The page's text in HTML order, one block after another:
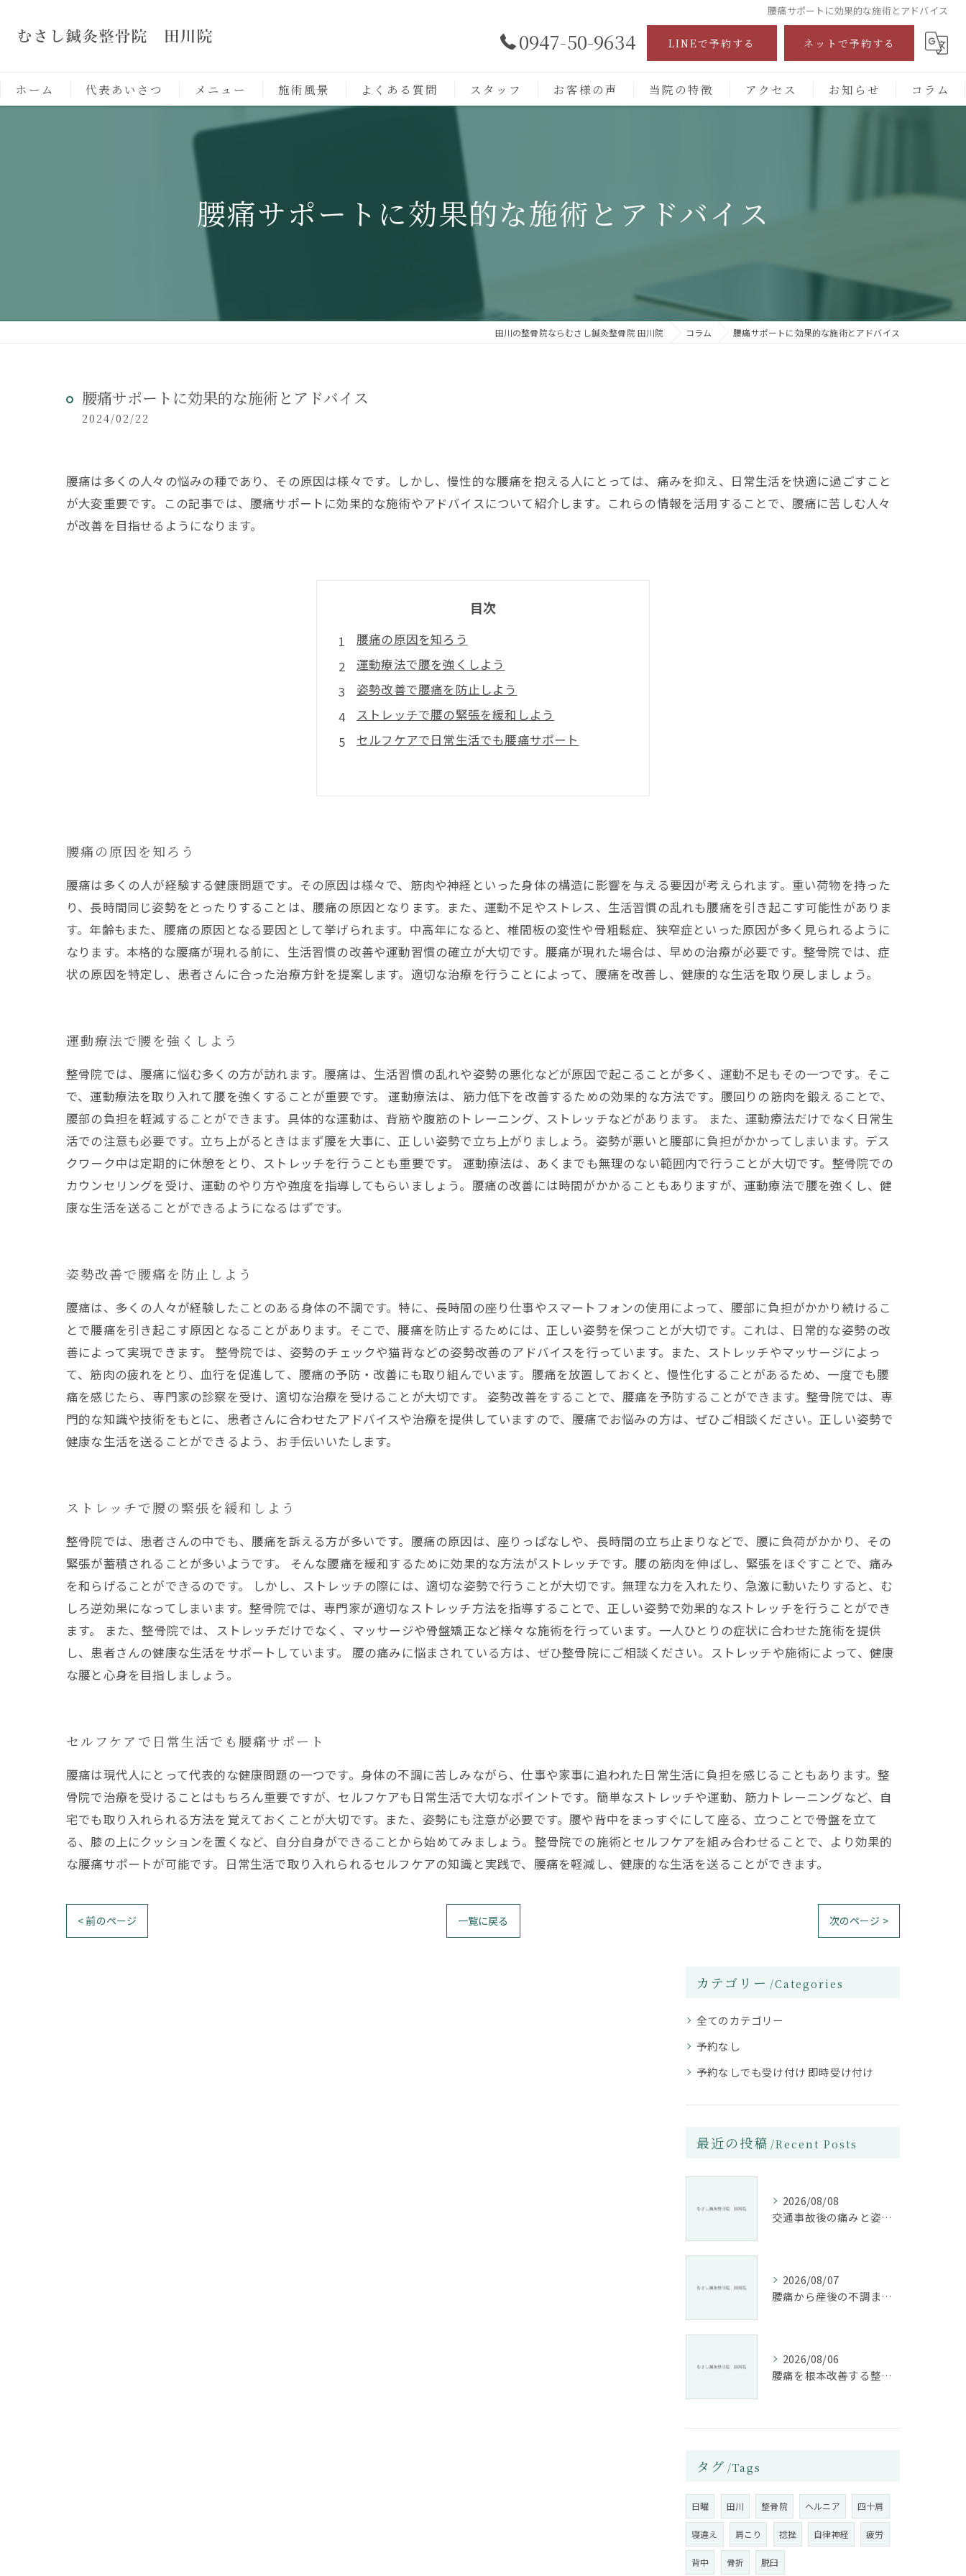
腰痛サポートに効果的な施術とアドバイス
0947-50-9634 LINEで予約する ネットで予約する
ホーム 代表あいさつ メニュー 施術風景 よくある質問 スタッフ お客様の声 当院の特徴
保険施術
アクセス お知らせ コラム
腰痛サポートに効果的な施術とアドバイス
田川の整骨院ならむさし鍼灸整骨院 田川院 コラム 腰痛サポートに効果的な施術とアドバイス
腰痛サポートに効果的な施術とアドバイス
2024/02/22
腰痛は多くの人々の悩みの種であり、その原因は様々です。しかし、慢性的な腰痛を抱える人にとっては、痛みを抑え、日常生活を快適に過ごすこと
が大変重要です。この記事では、腰痛サポートに効果的な施術やアドバイスについて紹介します。これらの情報を活用することで、腰痛に苦しむ人々
が改善を目指せるようになります。
目次
腰痛の原因を知ろう
運動療法で腰を強くしよう
姿勢改善で腰痛を防止しよう
ストレッチで腰の緊張を緩和しよう
セルフケアで日常生活でも腰痛サポート
腰痛の原因を知ろう
腰痛は多くの人が経験する健康問題です。その原因は様々で、筋肉や神経といった身体の構造に影響を与える要因が考えられます。重い荷物を持った
り、長時間同じ姿勢をとったりすることは、腰痛の原因となります。また、運動不足やストレス、生活習慣の乱れも腰痛を引き起こす可能性がありま
す。年齢もまた、腰痛の原因となる要因として挙げられます。中高年になると、椎間板の変性や骨粗鬆症、狭窄症といった原因が多く見られるように
なります。本格的な腰痛が現れる前に、生活習慣の改善や運動習慣の確立が大切です。腰痛が現れた場合は、早めの治療が必要です。整骨院では、症
状の原因を特定し、患者さんに合った治療方針を提案します。適切な治療を行うことによって、腰痛を改善し、健康的な生活を取り戻しましょう。
運動療法で腰を強くしよう
整骨院では、腰痛に悩む多くの方が訪れます。腰痛は、生活習慣の乱れや姿勢の悪化などが原因で起こることが多く、運動不足もその一つです。そこ
で、運動療法を取り入れて腰を強くすることが重要です。 運動療法は、筋力低下を改善するための効果的な方法です。腰回りの筋肉を鍛えることで、
腰部の負担を軽減することができます。具体的な運動は、背筋や腹筋のトレーニング、ストレッチなどがあります。 また、運動療法だけでなく日常生
活での注意も必要です。立ち上がるときはまず腰を大事に、正しい姿勢で立ち上がりましょう。姿勢が悪いと腰部に負担がかかってしまいます。デス
クワーク中は定期的に休憩をとり、ストレッチを行うことも重要です。 運動療法は、あくまでも無理のない範囲内で行うことが大切です。整骨院での
カウンセリングを受け、運動のやり方や強度を指導してもらいましょう。腰痛の改善には時間がかかることもありますが、運動療法で腰を強くし、健
康な生活を送ることができるようになるはずです。
姿勢改善で腰痛を防止しよう
腰痛は、多くの人々が経験したことのある身体の不調です。特に、長時間の座り仕事やスマートフォンの使用によって、腰部に負担がかかり続けるこ
とで腰痛を引き起こす原因となることがあります。そこで、腰痛を防止するためには、正しい姿勢を保つことが大切です。これは、日常的な姿勢の改
善によって実現できます。 整骨院では、姿勢のチェックや猫背などの姿勢改善のアドバイスを行っています。また、ストレッチやマッサージによっ
て、筋肉の疲れをとり、血行を促進して、腰痛の予防・改善にも取り組んでいます。腰痛を放置しておくと、慢性化することがあるため、一度でも腰
痛を感じたら、専門家の診察を受け、適切な治療を受けることが大切です。 姿勢改善をすることで、腰痛を予防することができます。整骨院では、専
門的な知識や技術をもとに、患者さんに合わせたアドバイスや治療を提供していますので、腰痛でお悩みの方は、ぜひご相談ください。正しい姿勢で
健康な生活を送ることができるよう、お手伝いいたします。
ストレッチで腰の緊張を緩和しよう
整骨院では、患者さんの中でも、腰痛を訴える方が多いです。腰痛の原因は、座りっぱなしや、長時間の立ち止まりなどで、腰に負荷がかかり、その
緊張が蓄積されることが多いようです。 そんな腰痛を緩和するために効果的な方法がストレッチです。腰の筋肉を伸ばし、緊張をほぐすことで、痛み
を和らげることができるのです。 しかし、ストレッチの際には、適切な姿勢で行うことが大切です。無理な力を入れたり、急激に動いたりすると、む
しろ逆効果になってしまいます。整骨院では、専門家が適切なストレッチ方法を指導することで、正しい姿勢で効果的なストレッチを行うことができ
ます。 また、整骨院では、ストレッチだけでなく、マッサージや骨盤矯正など様々な施術を行っています。一人ひとりの症状に合わせた施術を提供
し、患者さんの健康な生活をサポートしています。 腰の痛みに悩まされている方は、ぜひ整骨院にご相談ください。ストレッチや施術によって、健康
な腰と心身を目指しましょう。
セルフケアで日常生活でも腰痛サポート
腰痛は現代人にとって代表的な健康問題の一つです。身体の不調に苦しみながら、仕事や家事に追われた日常生活に負担を感じることもあります。整
骨院で治療を受けることはもちろん重要ですが、セルフケアも日常生活で大切なポイントです。簡単なストレッチや運動、筋力トレーニングなど、自
宅でも取り入れられる方法を覚えておくことが大切です。また、姿勢にも注意が必要です。腰や背中をまっすぐにして座る、立つことで骨盤を立て
る、膝の上にクッションを置くなど、自分自身ができることから始めてみましょう。整骨院での施術とセルフケアを組み合わせることで、より効果的
な腰痛サポートが可能です。日常生活で取り入れられるセルフケアの知識と実践で、腰痛を軽減し、健康的な生活を送ることができます。
< 前のページ 一覧に戻る 次のページ >
カテゴリー Categories
全てのカテゴリー
予約なし
予約なしでも受け付け 即時受け付け
最近の投稿 Recent Posts
2026/08/08
交通事故後の痛みと姿勢改善に特化した整骨院の役割
2026/08/07
腰痛から産後の不調まで整骨院で根本改善する方法
2026/08/06
腰痛を根本改善する整骨院の施術とアドバイスの重要性
タグ Tags
日曜 田川 整骨院 ヘルニア 四十肩
寝違え 肩こり 捻挫 自律神経 疲労
背中 骨折 脱臼